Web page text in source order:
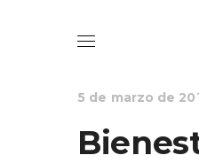
BIENESTAR SOCIAL
5 de marzo de